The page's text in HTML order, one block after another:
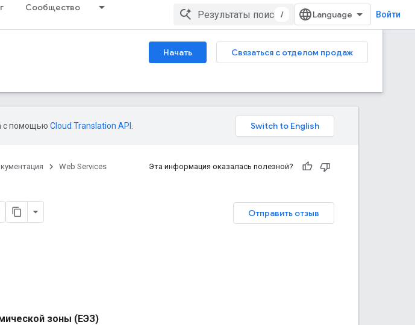
Сообщество
/ Войти
Начать
Связаться с отделом продаж
с помощью Cloud Translation API
Web Services
Эта информация оказалась полезной?
Отправить отзыв
зоны (ЕЭЗ)